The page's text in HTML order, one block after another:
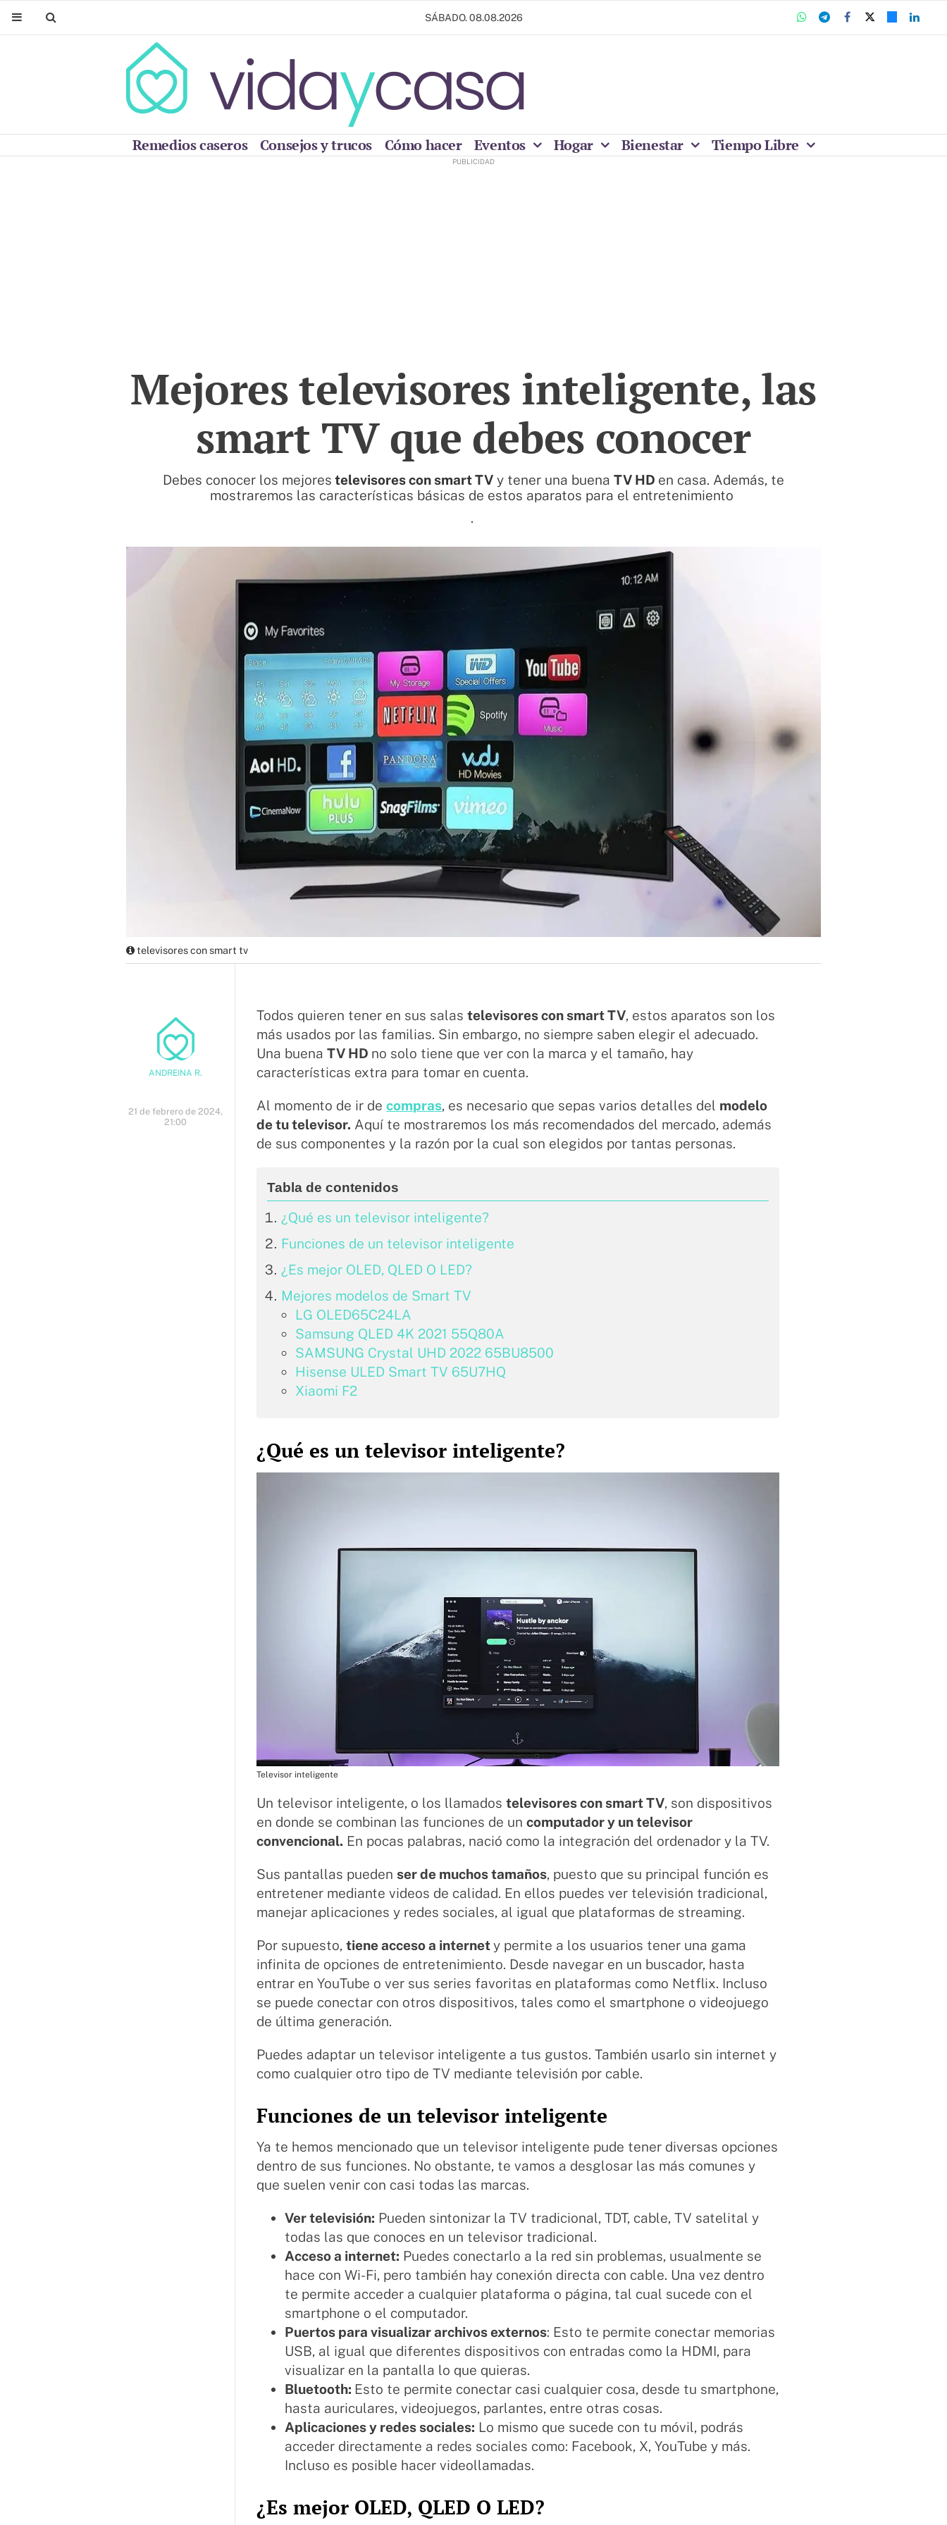
SÁBADO. 08.08.2026
Remedios caseros Consejos y trucos Cómo hacer Eventos Hogar Bienestar Tiempo Libre
Mejores televisores inteligente, las
smart TV que debes conocer
Debes conocer los mejores televisores con smart TV y tener una buena TV HD en casa. Además, te
mostraremos las características básicas de estos aparatos para el entretenimiento
.
televisores con smart tv
ANDREINA R.
21 de febrero de 2024,
21:00
Todos quieren tener en sus salastelevisores con smart TV, estos aparatos son los
más usados por las familias. Sin embargo, no siempre saben elegir el adecuado.
Una buenaTV HD no solo tiene que ver con la marca y el tamaño, hay
características extra para tomar en cuenta.
Al momento de ir decompras, es necesario que sepas varios detalles del modelo
de tu televisor. Aquí te mostraremos los más recomendados del mercado, además
de sus componentes y la razón por la cual son elegidos por tantas personas.
¿Qué es un televisor inteligente?
Funciones de un televisor inteligente
¿Es mejor OLED, QLED O LED?
Mejores modelos de Smart TV
LG OLED65C24LA
Samsung QLED 4K 2021 55Q80A
SAMSUNG Crystal UHD 2022 65BU8500
Hisense ULED Smart TV 65U7HQ
Xiaomi F2
¿Qué es un televisor inteligente?
Televisor inteligente
Un televisor inteligente, o los llamadostelevisores con smart TV, son dispositivos
en donde se combinan las funciones de uncomputador y un televisor
convencional. En pocas palabras, nació como la integración del ordenador y la TV.
Sus pantallas puedenser de muchos tamaños, puesto que su principal función es
entretener mediante videos de calidad. En ellos puedes ver televisión tradicional,
manejar aplicaciones y redes sociales, al igual que plataformas de streaming.
Por supuesto,tiene acceso a internety permite a los usuarios tener una gama
infinita de opciones de entretenimiento. Desde navegar en un buscador, hasta
entrar en YouTube o ver sus series favoritas en plataformas como Netflix. Incluso
se puede conectar con otros dispositivos, tales como el smartphone o videojuego
de última generación.
Puedes adaptar un televisor inteligente a tus gustos. También usarlo sin internet y
como cualquier otro tipo de TV mediante televisión por cable.
Funciones de un televisor inteligente
Ya te hemos mencionado que un televisor inteligente pude tener diversas opciones
dentro de sus funciones. No obstante, te vamos a desglosar las más comunes y
que suelen venir con casi todas las marcas.
Ver televisión: Pueden sintonizar la TV tradicional, TDT, cable, TV satelital y
todas las que conoces en un televisor tradicional.
Acceso a internet: Puedes conectarlo a la red sin problemas, usualmente se
hace con Wi-Fi, pero también hay conexión directa con cable. Una vez dentro
te permite acceder a cualquier plataforma o página, tal cual sucede con el
smartphone o el computador.
Puertos para visualizar archivos externos: Esto te permite conectar memorias
USB, al igual que diferentes dispositivos con entradas como la HDMI, para
visualizar en la pantalla lo que quieras.
Bluetooth: Esto te permite conectar casi cualquier cosa, desde tu smartphone,
hasta auriculares, videojuegos, parlantes, entre otras cosas.
Aplicaciones y redes sociales: Lo mismo que sucede con tu móvil, podrás
acceder directamente a redes sociales como: Facebook, X, YouTube y más.
Incluso es posible hacer videollamadas.
¿Es mejor OLED, QLED O LED?